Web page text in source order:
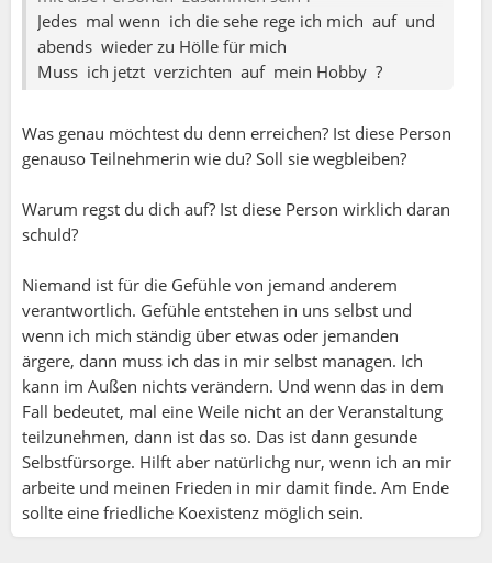
Jedes mal wenn ich die sehe rege ich mich auf und
abends wieder zu Hölle für mich
Muss ich jetzt verzichten auf mein Hobby ?
Was genau möchtest du denn erreichen? Ist diese Person
genauso Teilnehmerin wie du? Soll sie wegbleiben?
Warum regst du dich auf? Ist diese Person wirklich daran
schuld?
Niemand ist für die Gefühle von jemand anderem
verantwortlich. Gefühle entstehen in uns selbst und
wenn ich mich ständig über etwas oder jemanden
ärgere, dann muss ich das in mir selbst managen. Ich
kann im Außen nichts verändern. Und wenn das in dem
Fall bedeutet, mal eine Weile nicht an der Veranstaltung
teilzunehmen, dann ist das so. Das ist dann gesunde
Selbstfürsorge. Hilft aber natürlichg nur, wenn ich an mir
arbeite und meinen Frieden in mir damit finde. Am Ende
sollte eine friedliche Koexistenz möglich sein.
Tom:
Auszug aus meinem Buch „Beziehungsweise“
Persönlichkeitsentwicklung.
Hier findest Du verschiedene Argumente, die das
potenziellem Konflikt beleuchten. Dabei geht es
sowohl um die positiven Aspekte (Für) als auch
die möglichen Nachteile (Wider). Anschliessend
folgen einige Denkanstösse, wie Du einen guten
Mittelweg finden kannst.
Für: Argumente für Ehrlichkeit
1.
Respekt und Vertrauen
Ehrlichkeit kann ein Zeichen von Respekt sein,
weil Du Deinem Gegenüber aufrichtig begegnest